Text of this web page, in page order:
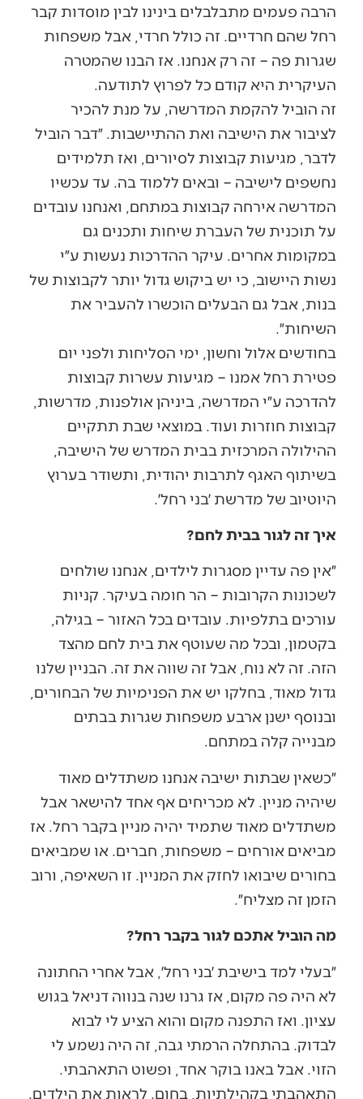
הרבה פעמים מתבלבלים בינינו לבין מוסדות קבר
רחל שהם חרדיים. זה כולל חרדי, אבל משפחות
שגרות פה – זה רק אנחנו. אז הבנו שהמטרה
העיקרית היא קודם כל לפרוץ לתודעה.
זה הוביל להקמת המדרשה, על מנת להכיר
לציבור את הישיבה ואת ההתיישבות. ״דבר הוביל
לדבר, מגיעות קבוצות לסיורים, ואז תלמידים
נחשפים לישיבה – ובאים ללמוד בה. עד עכשיו
המדרשה אירחה קבוצות במתחם, ואנחנו עובדים
על תוכנית של העברת שיחות ותכנים גם
במקומות אחרים. עיקר ההדרכות נעשות ע״י
נשות היישוב, כי יש ביקוש גדול יותר לקבוצות של
בנות, אבל גם הבעלים הוכשרו להעביר את
השיחות״.
בחודשים אלול וחשון, ימי הסליחות ולפני יום
פטירת רחל אמנו – מגיעות עשרות קבוצות
להדרכה ע״י המדרשה, ביניהן אולפנות, מדרשות,
קבוצות חוזרות ועוד. במוצאי שבת תתקיים
ההילולה המרכזית בבית המדרש של הישיבה,
בשיתוף האגף לתרבות יהודית, ותשודר בערוץ
היוטיוב של מדרשת ׳בני רחל׳.
איך זה לגור בבית לחם?
״אין פה עדיין מסגרות לילדים, אנחנו שולחים
לשכונות הקרובות – הר חומה בעיקר. קניות
עורכים בתלפיות. עובדים בכל האזור – בגילה,
בקטמון, ובכל מה שעוטף את בית לחם מהצד
הזה. זה לא נוח, אבל זה שווה את זה. הבניין שלנו
גדול מאוד, בחלקו יש את הפנימיות של הבחורים,
ובנוסף ישנן ארבע משפחות שגרות בבתים
מבנייה קלה במתחם.
״כשאין שבתות ישיבה אנחנו משתדלים מאוד
שיהיה מניין. לא מכריחים אף אחד להישאר אבל
משתדלים מאוד שתמיד יהיה מניין בקבר רחל. אז
מביאים אורחים – משפחות, חברים. או שמביאים
בחורים שיבואו לחזק את המניין. זו השאיפה, ורוב
הזמן זה מצליח״.
מה הוביל אתכם לגור בקבר רחל?
״בעלי למד בישיבת ׳בני רחל׳, אבל אחרי החתונה
לא היה פה מקום, אז גרנו שנה בנווה דניאל בגוש
עציון. ואז התפנה מקום והוא הציע לי לבוא
לבדוק. בהתחלה הרמתי גבה, זה היה נשמע לי
הזוי. אבל באנו בוקר אחד, ופשוט התאהבתי.
התאהבתי בקהילתיות, בחום. לראות את הילדים.